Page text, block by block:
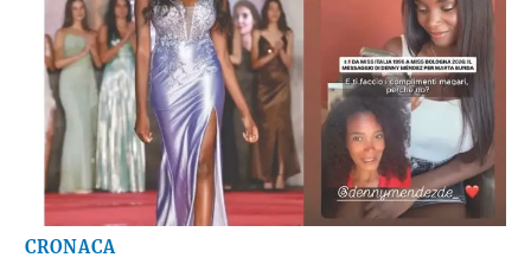
CRONACA